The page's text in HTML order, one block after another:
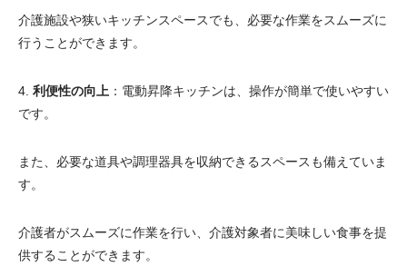
介護施設や狭いキッチンスペースでも、必要な作業をスムーズに
行うことができます。
4. 利便性の向上 ：電動昇降キッチンは、操作が簡単で使いやすい
です。
また、必要な道具や調理器具を収納できるスペースも備えていま
す。
介護者がスムーズに作業を行い、介護対象者に美味しい食事を提
供することができます。